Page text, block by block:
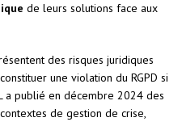
de leurs solutions face aux
des risques juridiques
une violation du RGPD si
a publié en décembre 2024 des
de gestion de crise,